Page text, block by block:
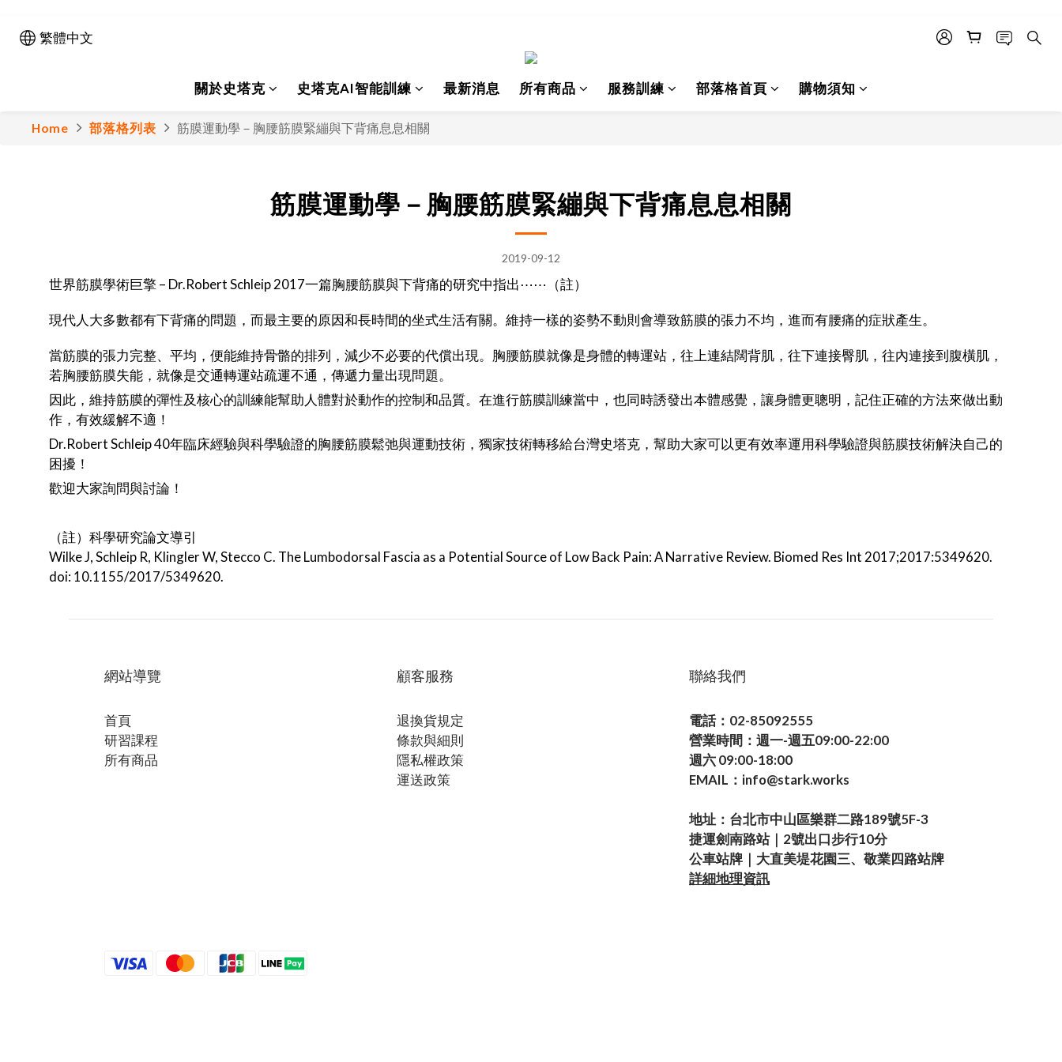
繁體中文
關於史塔克 史塔克AI智能訓練 最新消息 所有商品 服務訓練 部落格首頁 購物須知
Home 部落格列表 筋膜運動學－胸腰筋膜緊繃與下背痛息息相關
筋膜運動學－胸腰筋膜緊繃與下背痛息息相關
2019-09-12
世界筋膜學術巨擎 – Dr.Robert Schleip 2017一篇胸腰筋膜與下背痛的研究中指出⋯⋯（註）
現代人大多數都有下背痛的問題，而最主要的原因和長時間的坐式生活有關。維持一樣的姿勢不動則會導致筋膜的張力不均，進而有腰痛的症狀產生。
當筋膜的張力完整、平均，便能維持骨骼的排列，減少不必要的代償出現。胸腰筋膜就像是身體的轉運站，往上連結闊背肌，往下連接臀肌，往內連接到腹橫肌，
若胸腰筋膜失能，就像是交通轉運站疏運不通，傳遞力量出現問題。
因此，維持筋膜的彈性及核心的訓練能幫助人體對於動作的控制和品質。在進行筋膜訓練當中，也同時誘發出本體感覺，讓身體更聰明，記住正確的方法來做出動
作，有效緩解不適！
Dr.Robert Schleip 40年臨床經驗與科學驗證的胸腰筋膜鬆弛與運動技術，獨家技術轉移給台灣史塔克，幫助大家可以更有效率運用科學驗證與筋膜技術解決自己的
困擾！
歡迎大家詢問與討論！
（註）科學研究論文導引
Wilke J, Schleip R, Klingler W, Stecco C. The Lumbodorsal Fascia as a Potential Source of Low Back Pain: A Narrative Review. Biomed Res Int 2017;2017:5349620.
doi: 10.1155/2017/5349620.
網站導覽
首頁
研習課程
所有商品
顧客服務
退換貨規定
條款與細則
隱私權政策
運送政策
聯絡我們
電話：02-85092555
營業時間：週一-週五09:00-22:00
週六 09:00-18:00
EMAIL：info@stark.works
地址：台北市中山區樂群二路189號5F-3
捷運劍南路站｜2號出口步行10分
公車站牌｜大直美堤花園三、敬業四路站牌
詳細地理資訊